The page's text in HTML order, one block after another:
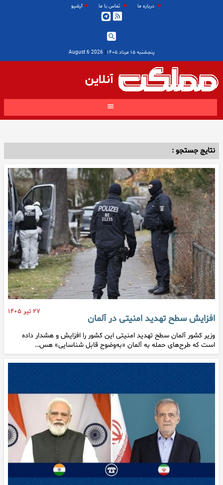
درباره ما تماس با ما آرشیو
پنجشنبه ۱۵ مرداد ۱۴۰۵ |
2026 August 6
آنلاین
نتایج جستجو :
۲۷ تیر ۱۴۰۵
افزایش سطح تهدید امنیتی در آلمان
وزیر کشور آلمان سطح تهدید امنیتی این کشور را افزایش و هشدار داده
است که طرح‌های حمله به آلمان «به‌وضوح قابل شناسایی» هس…